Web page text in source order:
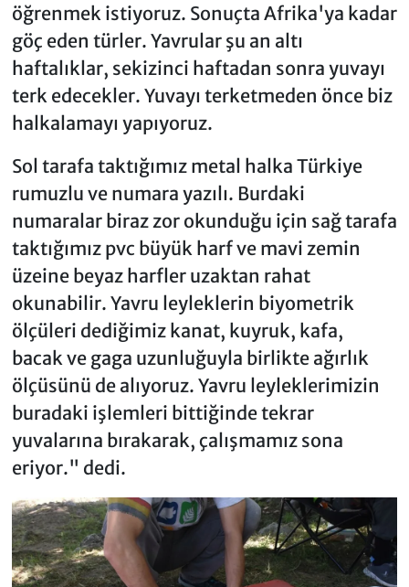
öğrenmek istiyoruz. Sonuçta Afrika'ya kadar
göç eden türler. Yavrular şu an altı
haftalıklar, sekizinci haftadan sonra yuvayı
terk edecekler. Yuvayı terketmeden önce biz
halkalamayı yapıyoruz.
Sol tarafa taktığımız metal halka Türkiye
rumuzlu ve numara yazılı. Burdaki
numaralar biraz zor okunduğu için sağ tarafa
taktığımız pvc büyük harf ve mavi zemin
üzeine beyaz harfler uzaktan rahat
okunabilir. Yavru leyleklerin biyometrik
ölçüleri dediğimiz kanat, kuyruk, kafa,
bacak ve gaga uzunluğuyla birlikte ağırlık
ölçüsünü de alıyoruz. Yavru leyleklerimizin
buradaki işlemleri bittiğinde tekrar
yuvalarına bırakarak, çalışmamız sona
eriyor." dedi.